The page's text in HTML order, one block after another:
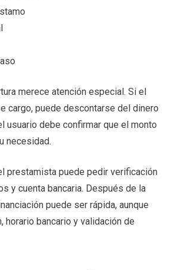
merece atención especial. Si el
cargo, puede descontarse del dinero
usuario debe confirmar que el monto
necesidad.
prestamista puede pedir verificación
y cuenta bancaria. Después de la
puede ser rápida, aunque
horario bancario y validación de